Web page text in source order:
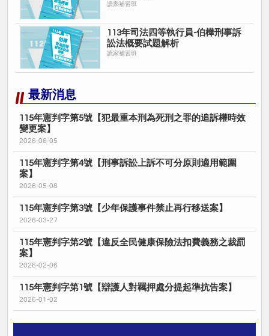
讀家補習班
113年司法四等執行員-伯樺刑事訴
訟法概要試題解析
讀家補習班
最新消息
115年憲判字第5號【犯最重本刑為死刑之罪的追訴權時效
變更案】
2026-06-05
115年憲判字第4號【刑事訴訟上訴不可分原則適用範圍
案】
2026-05-08
115年憲判字第3號【少年保護事件禁止再行移送案】
2026-03-27
115年憲判字第2號【違反全民健康保險法扣費義務之裁罰
案】
2026-02-06
115年憲判字第1號【辯護人對羈押處分提起準抗告案】
2026-01-02